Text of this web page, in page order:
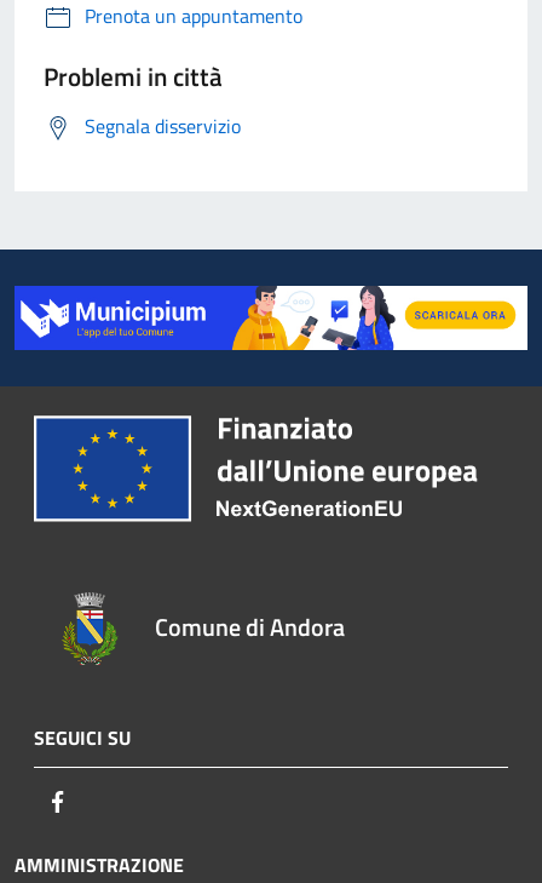
Prenota un appuntamento
Problemi in città
Segnala disservizio
Comune di Andora
SEGUICI SU
AMMINISTRAZIONE